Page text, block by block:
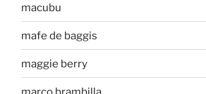
macubu
mafe de baggis
maggie berry